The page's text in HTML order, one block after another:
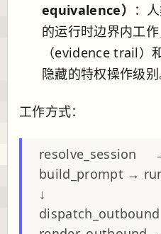
equivalence） ：
的运行时边界内工
（evidence trail）
隐藏的特权操作级别
工作方式：
build_prompt →
↓